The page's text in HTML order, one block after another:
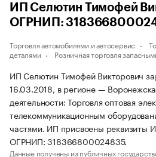
ИП Селютин Тимофей
ОГРНИП:
Торговля автомобилями и автосервис
деталями
Розничная торговля
ИП Селютин Тимофей Викторович
16.03.2018, в регионе —
деятельности: Торговля оптовая
телекоммуникационным
частями. ИП присвоены реквизиты
ОГРНИП: 318366800024835.
Данные получены из публичных